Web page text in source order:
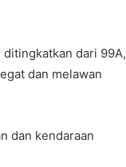
dari 99A,
dan melawan
dan kendaraan